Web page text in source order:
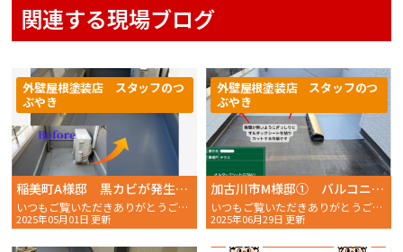
関連する現場ブログ
稲美町A様邸 黒カビが発生しているバルコニーのウレタン塗膜防水工事
いつもご覧いただきありがとうございます。 おかちゃんペイン
2025年05月01日 更新
外壁屋根塗装店 スタッフのつ
ぶやき
加古川市M様邸① バルコニーとテラスの『ウレタン塗膜防水通気緩衝工法』で高い密着性から浮きや剥離のリスクを軽減！
いつもご覧いただきありがとうございます。おかちゃんペイン
2025年06月29日 更新
外壁屋根塗装店 スタッフのつ
ぶやき